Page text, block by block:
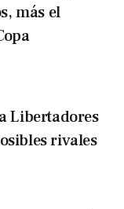
más el
Libertadores
rivales